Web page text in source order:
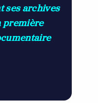
ses archives
première